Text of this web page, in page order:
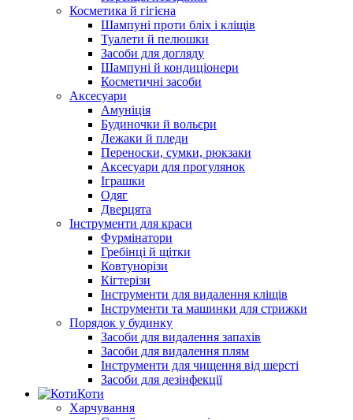
Косметика й гігієна
Шампуні проти бліх і кліщів
Туалети й пелюшки
Засоби для догляду
Шампуні й кондиціонери
Косметичні засоби
Аксесуари
Амуніція
Будиночки й вольєри
Лежаки й пледи
Переноски, сумки, рюкзаки
Аксесуари для прогулянок
Іграшки
Одяг
Дверцята
Інструменти для краси
Фурмінатори
Гребінці й щітки
Ковтунорізи
Кігтерізи
Інструменти для видалення кліщів
Інструменти та машинки для стрижки
Порядок у будинку
Засоби для видалення запахів
Засоби для видалення плям
Інструменти для чищення від шерсті
Засоби для дезінфекції
Коти
Харчування